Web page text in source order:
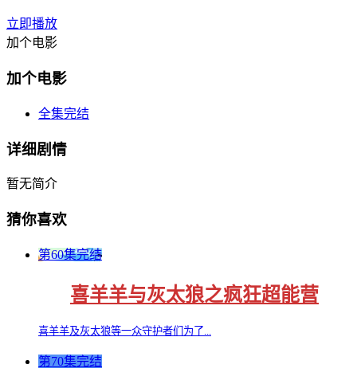
立即播放
加个电影
加个电影
全集完结
详细剧情
暂无简介
猜你喜欢
第60集完结
喜羊羊与灰太狼之疯狂超能营
喜羊羊及灰太狼等一众守护者们为了...
第70集完结